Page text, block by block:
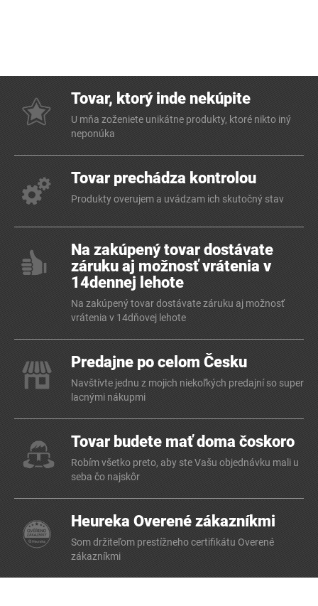
Tovar, ktorý inde nekúpite
U mňa zoženiete unikátne produkty, ktoré nikto iný
neponúka
Tovar prechádza kontrolou
Produkty overujem a uvádzam ich skutočný stav
Na zakúpený tovar dostávate
záruku aj možnosť vrátenia v
14dennej lehote
Na zakúpený tovar dostávate záruku aj možnosť
vrátenia v 14dňovej lehote
Predajne po celom Česku
Navštívte jednu z mojich niekoľkých predajní so super
lacnými nákupmi
Tovar budete mať doma čoskoro
Robím všetko preto, aby ste Vašu objednávku mali u
seba čo najskôr
Heureka Overené zákazníkmi
Som držiteľom prestížneho certifikátu Overené
zákazníkmi